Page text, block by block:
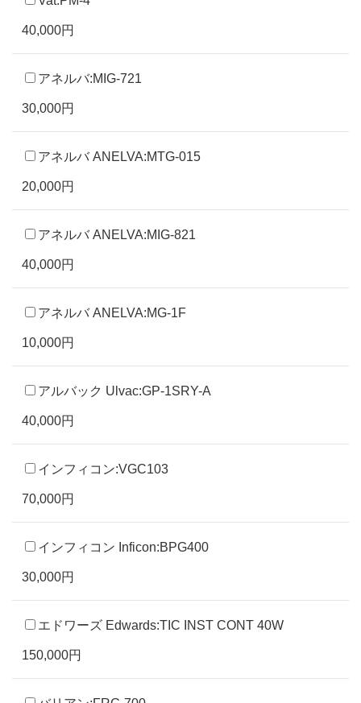
40,000円
アネルバ:MIG-721
30,000円
アネルバ ANELVA:MTG-015
20,000円
アネルバ ANELVA:MIG-821
40,000円
アネルバ ANELVA:MG-1F
10,000円
アルバック Ulvac:GP-1SRY-A
40,000円
インフィコン:VGC103
70,000円
インフィコン Inficon:BPG400
30,000円
エドワーズ Edwards:TIC INST CONT 40W
150,000円